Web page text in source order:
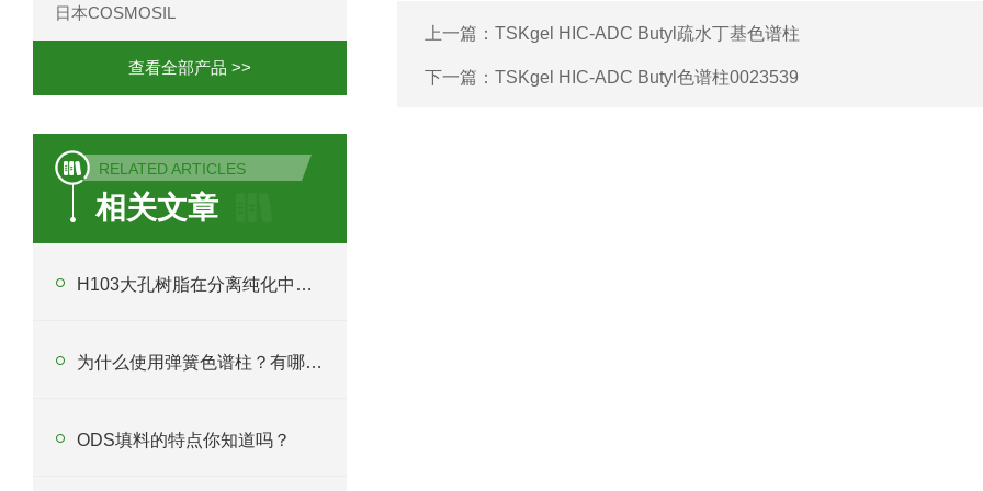
日本COSMOSIL
查看全部产品 >>
RELATED ARTICLES
相关文章
H103大孔树脂在分离纯化中起什么作用？
为什么使用弹簧色谱柱？有哪些应用？
ODS填料的特点你知道吗？
上一篇： TSKgel HIC-ADC Butyl疏水丁基色谱柱
下一篇： TSKgel HIC-ADC Butyl色谱柱0023539